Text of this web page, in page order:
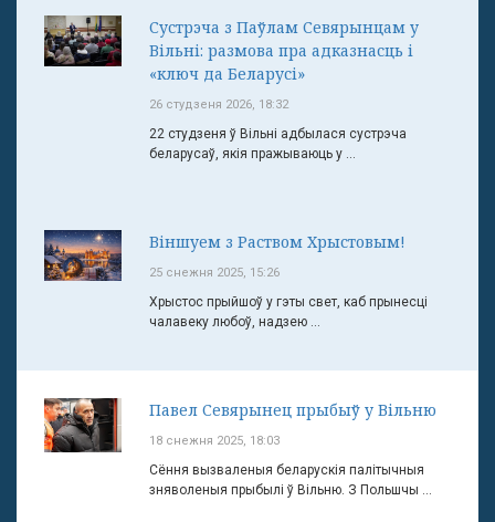
Сустрэча з Паўлам Севярынцам у
Вільні: размова пра адказнасць і
«ключ да Беларусі»
26 студзеня 2026, 18:32
22 студзеня ў Вільні адбылася сустрэча
беларусаў, якія пражываюць у ...
Віншуем з Раством Хрыстовым!
25 снежня 2025, 15:26
Хрыстос прыйшоў у гэты свет, каб прынесці
чалавеку любоў, надзею ...
Павел Севярынец прыбыў у Вільню
18 снежня 2025, 18:03
Сёння вызваленыя беларускія палітычныя
зняволеныя прыбылі ў Вільню. З Польшчы ...